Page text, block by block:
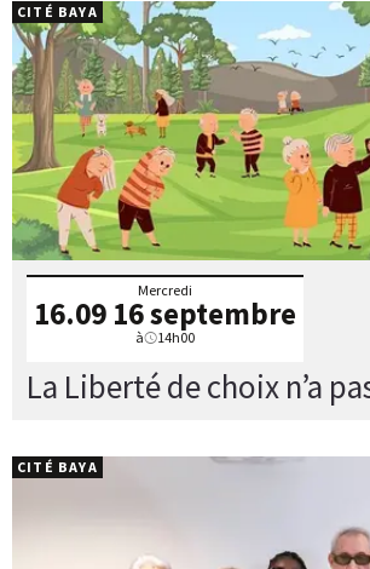
La Liberté de choix n’a
Mercredi
16.09 16 septembre
à 14h00
CITÉ BAYA
CITÉ BAYA